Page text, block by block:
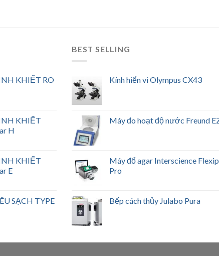
KHIẾT RO
KHIẾT
H
KHIẾT
E
SẠCH TYPE
BEST SELLING
Kính hiển vi Olympus CX43
Máy đo hoạt độ nước Freund
Máy đổ agar Interscience
Pro
Bếp cách thủy Julabo Pura